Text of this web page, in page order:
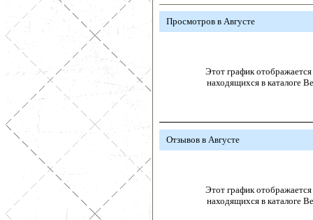
Просмотров в Августе
Этот график отображается
находящихся в каталоге
Отзывов в Августе
Этот график отображается
находящихся в каталоге